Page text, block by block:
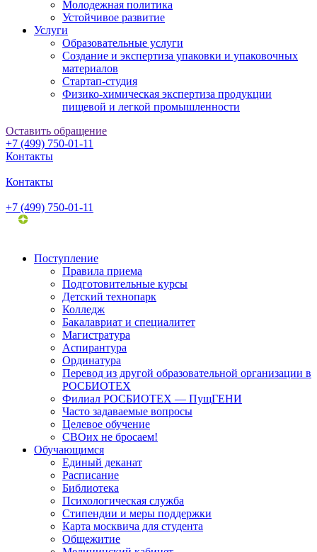
Молодежная политика
Устойчивое развитие
Услуги
Образовательные услуги
Создание и экспертиза упаковки и упаковочных
материалов
Стартап-студия
Физико-химическая экспертиза продукции
пищевой и легкой промышленности
Оставить обращение
+7 (499) 750-01-11
Контакты
Контакты
+7 (499) 750-01-11
Поступление
Правила приема
Подготовительные курсы
Детский технопарк
Колледж
Бакалавриат и специалитет
Магистратура
Аспирантура
Ординатура
Перевод из другой образовательной организации в
РОСБИОТЕХ
Филиал РОСБИОТЕХ — ПущГЕНИ
Часто задаваемые вопросы
Целевое обучение
СВОих не бросаем!
Обучающимся
Единый деканат
Расписание
Библиотека
Психологическая служба
Стипендии и меры поддержки
Карта москвича для студента
Общежитие